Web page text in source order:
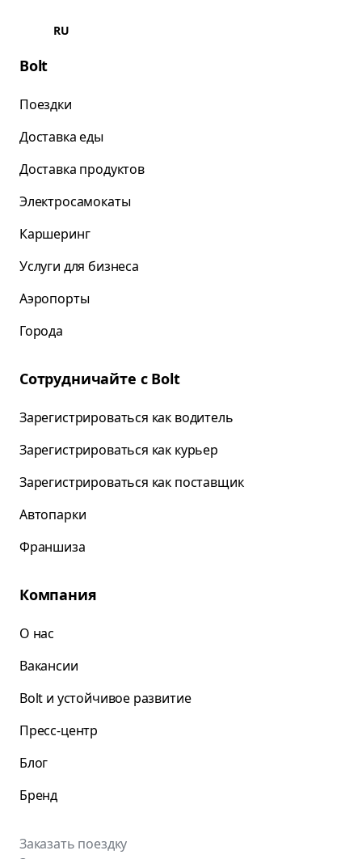
RU
Bolt
Поездки
Доставка еды
Доставка продуктов
Электросамокаты
Каршеринг
Услуги для бизнеса
Аэропорты
Города
Сотрудничайте с Bolt
Зарегистрироваться как водитель
Зарегистрироваться как курьер
Зарегистрироваться как поставщик
Автопарки
Франшиза
Компания
О нас
Вакансии
Bolt и устойчивое развитие
Пресс-центр
Блог
Бренд
Заказать поездку